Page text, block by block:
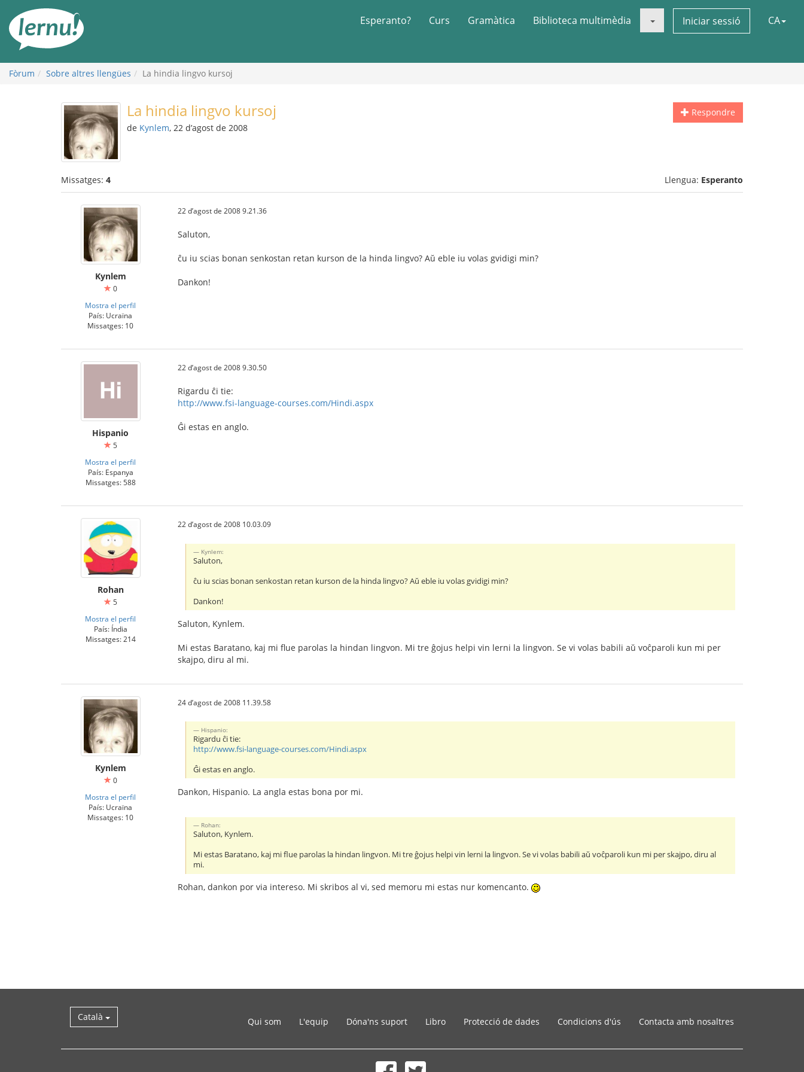
contingut
Esperanto? Curs Gramàtica Biblioteca multimèdia Iniciar sessió CA
Fòrum Sobre altres llengües La hindia lingvo kursoj
Respondre
La hindia lingvo kursoj
de Kynlem, 22 d’agost de 2008
Missatges: 4 Llengua: Esperanto
Kynlem
0
Mostra el perfil
País: Ucraïna
Missatges: 10
22 d’agost de 2008 9.21.36
Saluton,
ĉu iu scias bonan senkostan retan kurson de la hinda lingvo? Aŭ eble iu volas gvidigi min?
Dankon!
Hispanio
5
Mostra el perfil
País: Espanya
Missatges: 588
22 d’agost de 2008 9.30.50
Rigardu ĉi tie:
http://www.fsi-language-courses.com/Hindi.aspx
Ĝi estas en anglo.
Rohan
5
Mostra el perfil
País: Índia
Missatges: 214
22 d’agost de 2008 10.03.09
Kynlem:
Saluton,
ĉu iu scias bonan senkostan retan kurson de la hinda lingvo? Aŭ eble iu volas gvidigi min?
Dankon!
Saluton, Kynlem.
Mi estas Baratano, kaj mi flue parolas la hindan lingvon. Mi tre ĝojus helpi vin lerni la lingvon. Se vi volas babili aŭ voĉparoli kun mi per
skajpo, diru al mi.
Kynlem
0
Mostra el perfil
País: Ucraïna
Missatges: 10
24 d’agost de 2008 11.39.58
Hispanio:
Rigardu ĉi tie:
http://www.fsi-language-courses.com/Hindi.aspx
Ĝi estas en anglo.
Dankon, Hispanio. La angla estas bona por mi.
Rohan:
Saluton, Kynlem.
Mi estas Baratano, kaj mi flue parolas la hindan lingvon. Mi tre ĝojus helpi vin lerni la lingvon. Se vi volas babili aŭ voĉparoli kun mi per skajpo, diru al
mi.
Rohan, dankon por via intereso. Mi skribos al vi, sed memoru mi estas nur komencanto.
Català Qui som L'equip Dóna'ns suport Libro Protecció de dades Condicions d'ús Contacta amb nosaltres